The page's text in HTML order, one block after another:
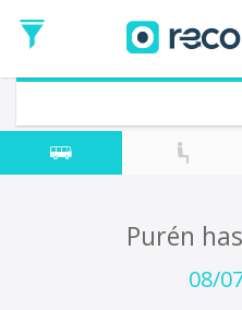
de
Ida
Vuelta (opcional)
Fecha
de
Purén
08/